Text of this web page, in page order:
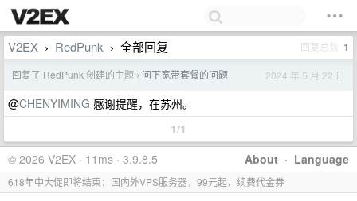
V2EX › RedPunk › 全部回复 回复总数 1
回复了 RedPunk 创建的主题 › 问下宽带套餐的问题 2024 年 5 月 22 日
@CHENYIMING 感谢提醒，在苏州。
1/1
About · Language
© 2026 V2EX · 11ms · 3.9.8.5
618年中大促即将结束：国内外VPS服务器，99元起，续费代金券